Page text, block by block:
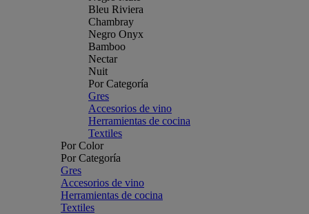
Bleu Riviera
Chambray
Negro Onyx
Bamboo
Nectar
Nuit
Por Categoría
Gres
Accesorios de vino
Herramientas de cocina
Textiles
Por Color
Por Categoría
Gres
Accesorios de vino
Herramientas de cocina
Textiles